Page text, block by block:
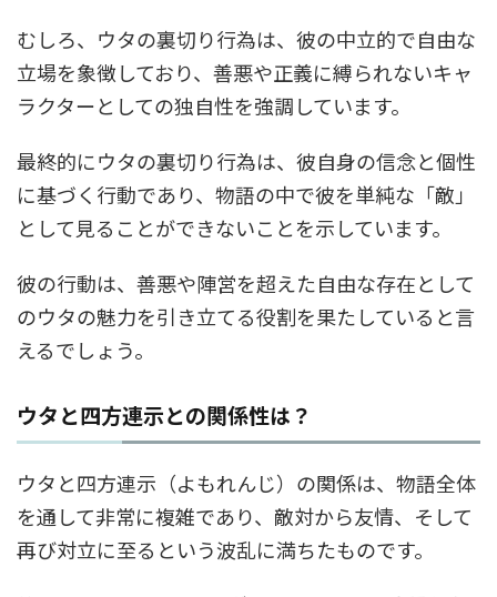
むしろ、ウタの裏切り行為は、彼の中立的で自由な
立場を象徴しており、善悪や正義に縛られないキャ
ラクターとしての独自性を強調しています。
最終的にウタの裏切り行為は、彼自身の信念と個性
に基づく行動であり、物語の中で彼を単純な「敵」
として見ることができないことを示しています。
彼の行動は、善悪や陣営を超えた自由な存在として
のウタの魅力を引き立てる役割を果たしていると言
えるでしょう。
ウタと四方連示との関係性は？
ウタと四方連示（よもれんじ）の関係は、物語全体
を通して非常に複雑であり、敵対から友情、そして
再び対立に至るという波乱に満ちたものです。